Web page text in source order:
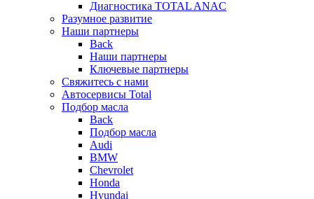
Диагностика TOTAL ANAC
Разумное развитие
Наши партнеры
Back
Наши партнеры
Ключевые партнеры
Свяжитесь с нами
Автосервисы Total
Подбор масла
Back
Подбор масла
Audi
BMW
Chevrolet
Honda
Hyundai